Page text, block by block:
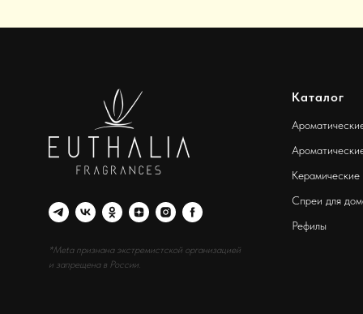
*Meta признана экстремистской организацией
и запрещена в России.
Каталог
Спреи для
Рефилы